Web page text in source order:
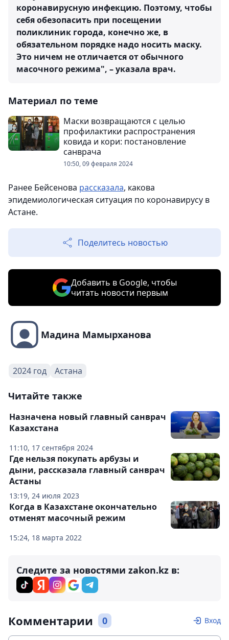
коронавирусную инфекцию. Поэтому, чтобы
себя обезопасить при посещении
поликлиник города, конечно же, в
обязательном порядке надо носить маску.
Это ничем не отличается от обычного
масочного режима", – указала врач.
Материал по теме
Маски возвращаются с целью
профилактики распространения
ковида и кори: постановление
санврача
10:50, 09 февраля 2024
Ранее Бейсенова рассказала, какова
эпидемиологическая ситуация по коронавирусу в
Астане.
Поделитесь новостью
Добавить в Google, чтобы
читать новости первым
Мадина Мамырханова
2024 год Астана
Читайте также
11:10, 17 сентября 2024
Назначена новый главный санврач
Казахстана
13:19, 24 июля 2023
Где нельзя покупать арбузы и
дыни, рассказала главный санврач
Астаны
15:24, 18 марта 2022
Когда в Казахстане окончательно
отменят масочный режим
Следите за новостями zakon.kz в:
Комментарии 0 Вход